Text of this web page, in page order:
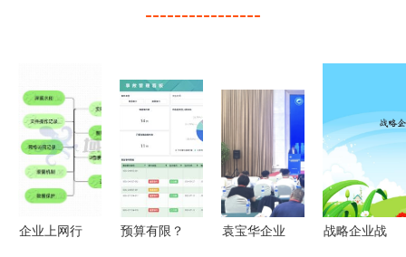
----------------
企业上网行
预算有限？
袁宝华企业
战略企业战